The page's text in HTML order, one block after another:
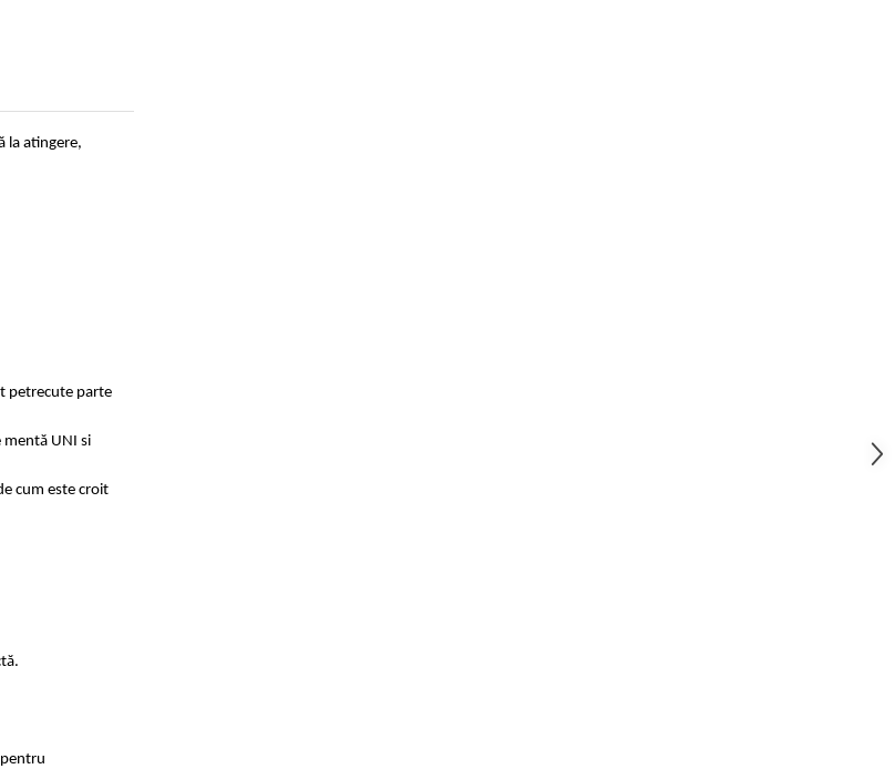
la atingere,
petrecute parte
mentă UNI si
cum este croit